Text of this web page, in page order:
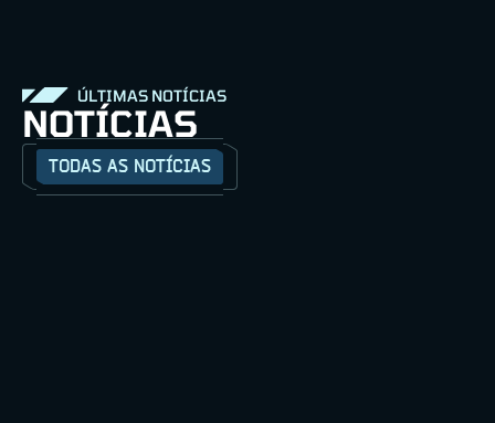
ÚLTIMAS NOTÍCIAS
NOTÍCIAS
TODAS AS NOTÍCIAS